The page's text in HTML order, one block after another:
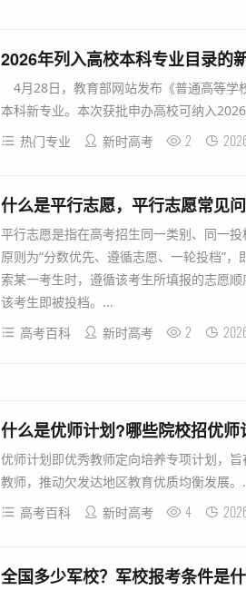
2026年列入高校本科专业目录的
4月28日，教育部网站发布《普通高等学
本科新专业。本次获批申办高校可纳入
热门专业
新时高考 2
什么是平行志愿，平行志愿常见
平行志愿是指在高考招生同一类别、同一
原则为“分数优先、遵循志愿、一轮投档”
索某一考生时，遵循该考生所填报的志愿
该考生即被投档。...
高考百科
新时高考 2
什么是优师计划?哪些院校招优师
优师计划即优秀教师定向培养专项计划，
教师，推动欠发达地区教育优质均衡发展。
高考百科
新时高考 4
全国多少军校？军校报考条件是